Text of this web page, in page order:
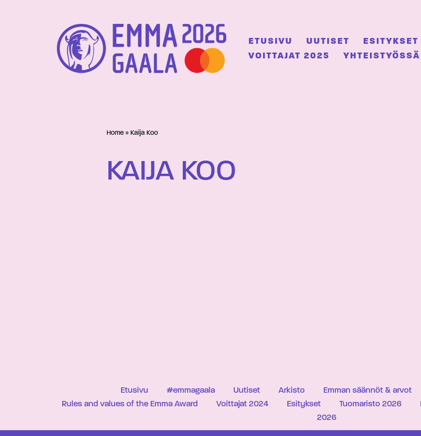
ETUSIVU UUTISET ESITYKSET
VOITTAJAT 2025
YHTEISTYÖSSÄ
Home » Kaija Koo
KAIJA KOO
Etusivu #emmagaala Uutiset Arkisto Emman säännöt & arvot
Rules and values of the Emma Award
Voittajat 2024 Esitykset Tuomaristo 2026
2026